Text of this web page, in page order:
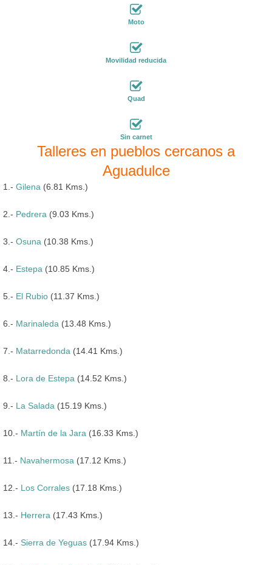
Moto
Movilidad reducida
Quad
Sin carnet
Talleres en pueblos cercanos a
Aguadulce
1.- Gilena (6.81 Kms.)
2.- Pedrera (9.03 Kms.)
3.- Osuna (10.38 Kms.)
4.- Estepa (10.85 Kms.)
5.- El Rubio (11.37 Kms.)
6.- Marinaleda (13.48 Kms.)
7.- Matarredonda (14.41 Kms.)
8.- Lora de Estepa (14.52 Kms.)
9.- La Salada (15.19 Kms.)
10.- Martín de la Jara (16.33 Kms.)
11.- Navahermosa (17.12 Kms.)
12.- Los Corrales (17.18 Kms.)
13.- Herrera (17.43 Kms.)
14.- Sierra de Yeguas (17.94 Kms.)